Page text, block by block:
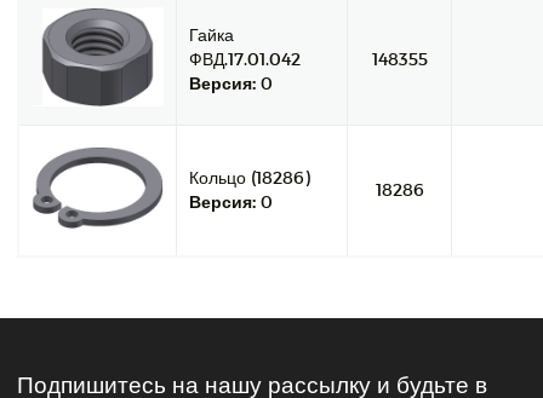
Гайка
ФВД.17.01.042
Версия: 0
148355
Кольцо (18286)
Версия: 0
18286
Подпишитесь на нашу рассылку и будьте в